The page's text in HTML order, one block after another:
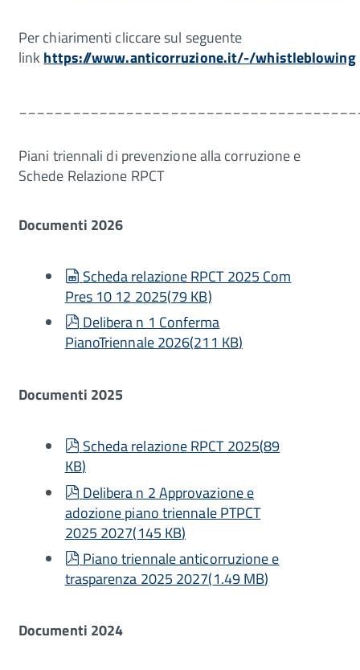
Per chiarimenti cliccare sul seguente
link https://www.anticorruzione.it/-/whistleblowing
Piani triennali di prevenzione alla corruzione e
Schede Relazione RPCT
Documenti 2026
spreadsheet
Scheda relazione RPCT 2025 Com
Pres 10 12 2025(79 KB)
pdf
Delibera n 1 Conferma
PianoTriennale 2026(211 KB)
Documenti 2025
pdf
Scheda relazione RPCT 2025(89
KB)
pdf
Delibera n 2 Approvazione e
adozione piano triennale PTPCT
2025 2027(145 KB)
pdf
Piano triennale anticorruzione e
trasparenza 2025 2027(1.49 MB)
Documenti 2024